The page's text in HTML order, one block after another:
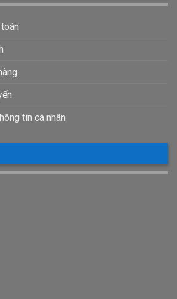
tin cá nhân